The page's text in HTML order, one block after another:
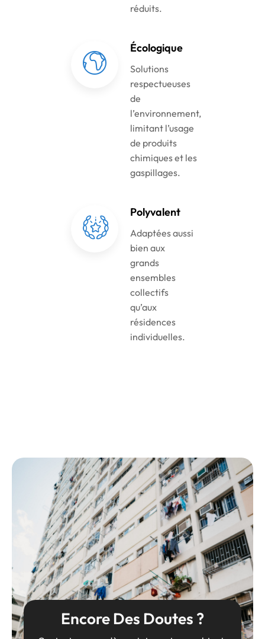
réduits.
Écologique
Solutions
respectueuses
de
l’environnement,
limitant l’usage
de produits
chimiques et les
gaspillages.
Polyvalent
Adaptées aussi
bien aux
grands
ensembles
collectifs
qu’aux
résidences
individuelles.
Encore Des Doutes ?